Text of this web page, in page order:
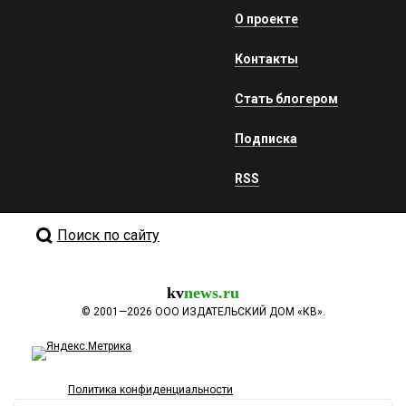
О проекте
Контакты
Стать блогером
Подписка
RSS
Поиск по сайту
kvnews.ru
© 2001—2026 ООО ИЗДАТЕЛЬСКИЙ ДОМ «КВ».
Политика конфиденциальности